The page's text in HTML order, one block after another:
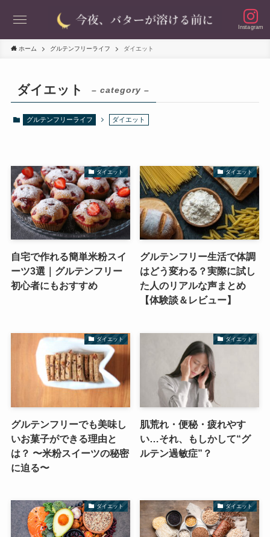
Instagram
ホーム グルテンフリーライフ ダイエット
ダイエット – category –
グルテンフリーライフ ダイエット
ダイエット
自宅で作れる簡単米粉スイ
ーツ3選｜グルテンフリー
初心者にもおすすめ
ダイエット
グルテンフリー生活で体調
はどう変わる？実際に試し
た人のリアルな声まとめ
【体験談＆レビュー】
ダイエット
グルテンフリーでも美味し
いお菓子ができる理由と
は？ 〜米粉スイーツの秘密
に迫る〜
ダイエット
肌荒れ・便秘・疲れやす
い…それ、もしかして“グ
ルテン過敏症”？
ダイエット ダイエット